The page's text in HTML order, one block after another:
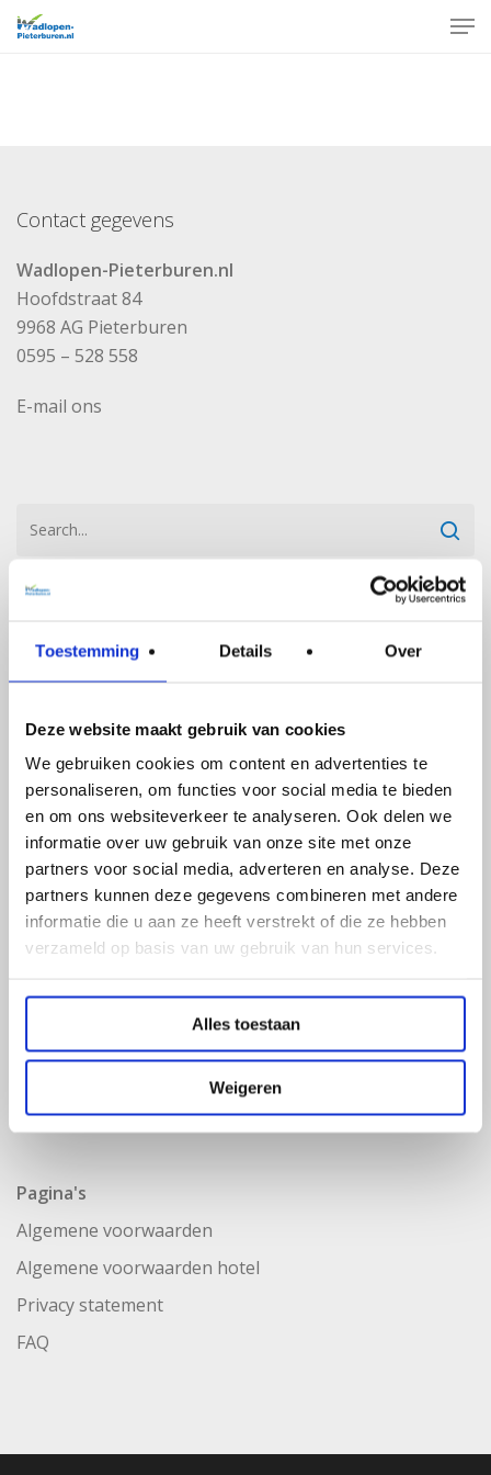
Toestemming Details Over
Deze website maakt gebruik van cookies
We gebruiken cookies om content en advertenties te
personaliseren, om functies voor social media te bieden
en om ons websiteverkeer te analyseren. Ook delen we
informatie over uw gebruik van onze site met onze
partners voor social media, adverteren en analyse. Deze
partners kunnen deze gegevens combineren met andere
informatie die u aan ze heeft verstrekt of die ze hebben
verzameld op basis van uw gebruik van hun services.
Alles toestaan
Weigeren
Skip
Contact gegevens
Wadlopen-Pieterburen.nl
Hoofdstraat 84
9968 AG Pieterburen
0595 – 528 558
E-mail ons
Pagina's
Algemene voorwaarden
Algemene voorwaarden hotel
Privacy statement
FAQ